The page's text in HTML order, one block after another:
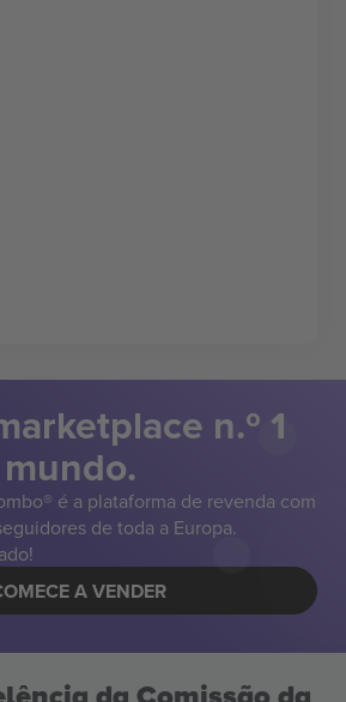
n.º 1
é a plataforma de revenda com
de toda a Europa.
A VENDER